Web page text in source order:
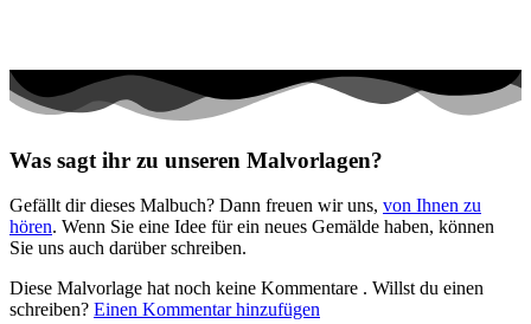
Musik und Musikinstrumente
Sommer und Feiertage
Sport
Teddys und Pferde
Tiere und Natur
Was sagt ihr zu unseren Malvorlagen?
Gefällt dir dieses Malbuch? Dann freuen wir uns, von Ihnen zu
hören. Wenn Sie eine Idee für ein neues Gemälde haben, können
Sie uns auch darüber schreiben.
Diese Malvorlage hat noch keine Kommentare . Willst du einen
schreiben? Einen Kommentar hinzufügen